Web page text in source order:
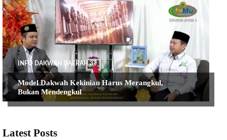
INFO DAKWAH DAERAH 3T
Model Dakwah Kekinian Harus Merangkul,
Bukan Mendengkul
Latest Posts